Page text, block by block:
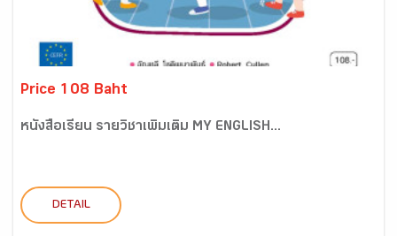
Price 108 Baht
หนังสือเรียน รายวิชาเพิ่มเติม MY ENGLISH...
DETAIL